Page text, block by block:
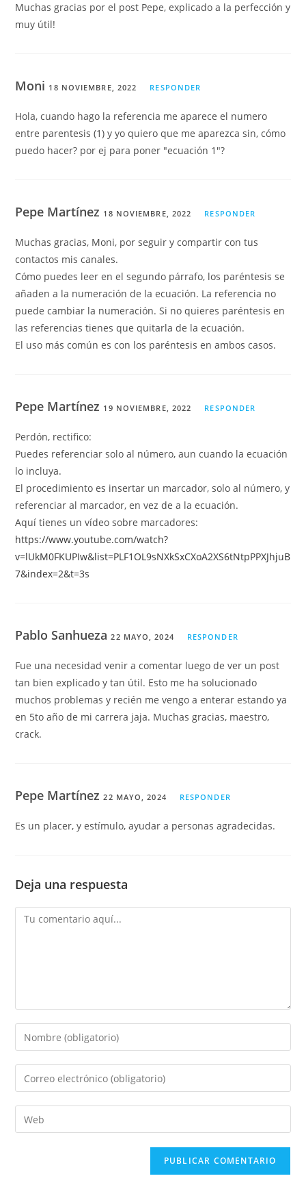
Muchas gracias por el post Pepe, explicado a la perfección y
muy útil!
Moni 18 NOVIEMBRE, 2022 RESPONDER
Hola, cuando hago la referencia me aparece el numero
entre parentesis (1) y yo quiero que me aparezca sin, cómo
puedo hacer? por ej para poner "ecuación 1"?
Pepe Martínez 18 NOVIEMBRE, 2022 RESPONDER
Muchas gracias, Moni, por seguir y compartir con tus
contactos mis canales.
Cómo puedes leer en el segundo párrafo, los paréntesis se
añaden a la numeración de la ecuación. La referencia no
puede cambiar la numeración. Si no quieres paréntesis en
las referencias tienes que quitarla de la ecuación.
El uso más común es con los paréntesis en ambos casos.
Pepe Martínez 19 NOVIEMBRE, 2022 RESPONDER
Perdón, rectifico:
Puedes referenciar solo al número, aun cuando la ecuación
lo incluya.
El procedimiento es insertar un marcador, solo al número, y
referenciar al marcador, en vez de a la ecuación.
Aquí tienes un vídeo sobre marcadores:
https://www.youtube.com/watch?
v=lUkM0FKUPIw&list=PLF1OL9sNXkSxCXoA2XS6tNtpPPXJhjuB
7&index=2&t=3s
Pablo Sanhueza22 MAYO, 2024 RESPONDER
Fue una necesidad venir a comentar luego de ver un post
tan bien explicado y tan útil. Esto me ha solucionado
muchos problemas y recién me vengo a enterar estando ya
en 5to año de mi carrera jaja. Muchas gracias, maestro,
crack.
Pepe Martínez22 MAYO, 2024 RESPONDER
Es un placer, y estímulo, ayudar a personas agradecidas.
Deja una respuesta
Comentario
Introduce
tu
nombre
de
usuario
Introduce
tu
dirección
de
Introduce
la